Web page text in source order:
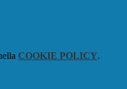
COOKIE POLICY.